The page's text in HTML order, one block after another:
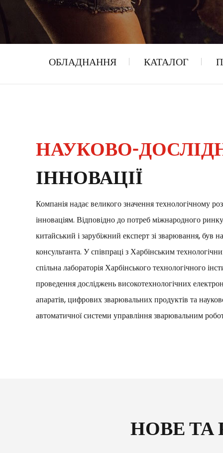
ОБЛАДНАННЯ КАТАЛОГ
НАУКОВО-
ІННОВАЦІЇ
Компанія надає великого значення технологічному
інноваціям. Відповідно до потреб міжнародного
китайський і зарубіжний експерт зі зварювання, був
консультанта. У співпраці з Харбінським
спільна лабораторія Харбінського технологічного
проведення досліджень високотехнологічних
апаратів, цифрових зварювальних продуктів та
автоматичної системи управління зварювальним
НОВЕ